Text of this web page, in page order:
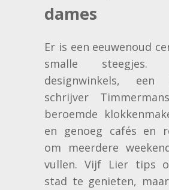
dames
Er is een eeuwenoud
smalle
designwinkels, een
schrijver
beroemde
en genoeg cafés en
om meerdere
vullen. Vijf Lier tips
stad te genieten,